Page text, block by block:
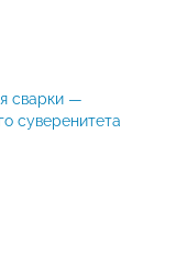
сварки —
суверенитета